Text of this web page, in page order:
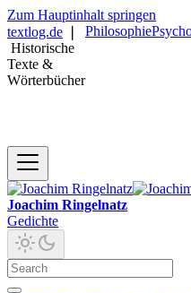
Zum Hauptinhalt springen
textlog.de
Historische
Texte &
Wörterbücher
Philosophie
Joachim Ringelnatz
Gedichte